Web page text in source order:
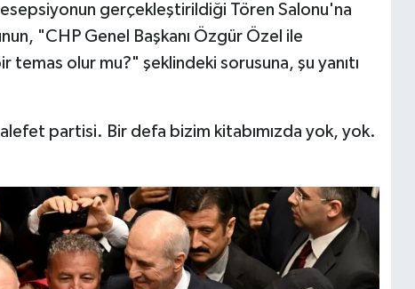
gerçekleştirildiği Tören Salonu'na
"CHP Genel Başkanı Özgür Özel ile
temas olur mu?" şeklindeki sorusuna, şu yanıtı
partisi. Bir defa bizim kitabımızda yok, yok.